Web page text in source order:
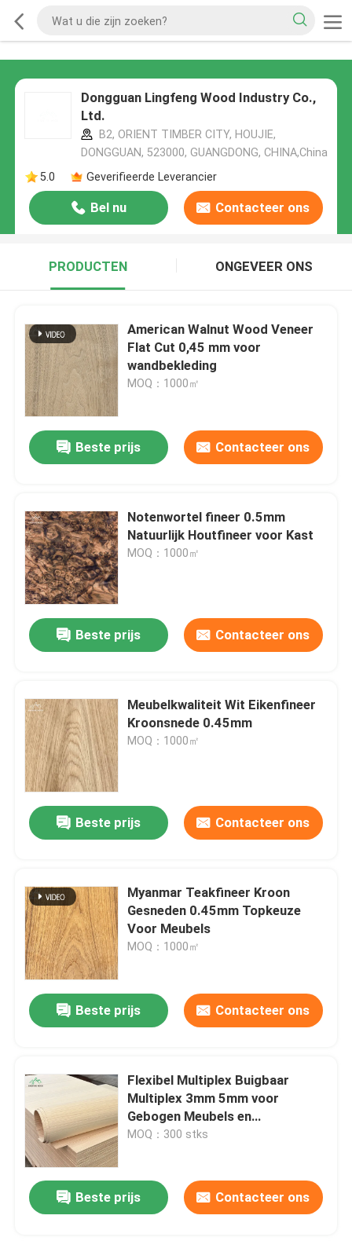
Dongguan Lingfeng Wood Industry Co.,
Ltd.
B2, ORIENT TIMBER CITY, HOUJIE,
DONGGUAN, 523000, GUANGDONG, CHINA,China
5.0
Geverifieerde Leverancier
Bel nu Contacteer ons
PRODUCTEN ONGEVEER ONS
American Walnut Wood Veneer
Flat Cut 0,45 mm voor
wandbekleding
MOQ：1000㎡
Beste prijs Contacteer ons
Notenwortel fineer 0.5mm
Natuurlijk Houtfineer voor Kast
MOQ：1000㎡
Beste prijs Contacteer ons
Meubelkwaliteit Wit Eikenfineer
Kroonsnede 0.45mm
MOQ：1000㎡
Beste prijs Contacteer ons
Myanmar Teakfineer Kroon
Gesneden 0.45mm Topkeuze
Voor Meubels
MOQ：1000㎡
Beste prijs Contacteer ons
Flexibel Multiplex Buigbaar
Multiplex 3mm 5mm voor
Gebogen Meubels en
Architectonisch Timmerwerk
MOQ：300 stks
Beste prijs Contacteer ons